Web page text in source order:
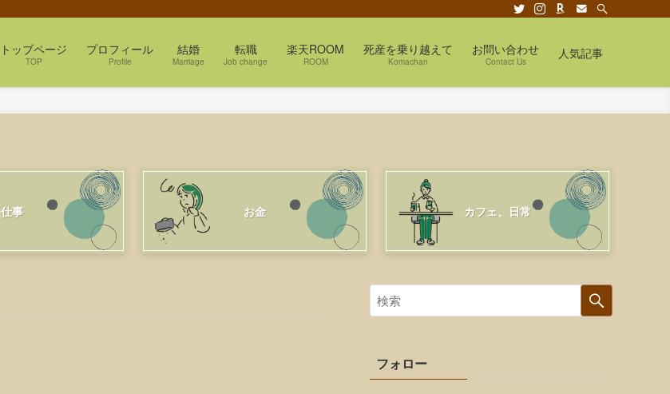
トッブページ
TOP
プロフィール
Profile
結婚
Marriage
転職
Job change
楽天ROOM
ROOM
死産を乗り越えて
Komachan
お問い合わせ
Contact Us
人気記事
仕事 お金 カフェ、日常
フォロー